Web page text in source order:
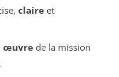
claireet
œuvrede la mission